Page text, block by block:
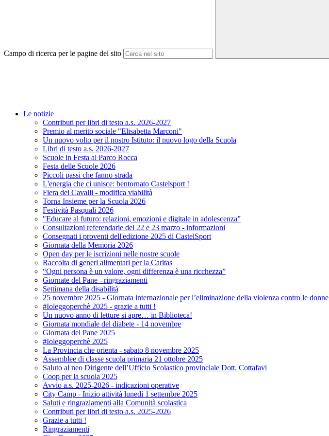
Campo di ricerca per le pagine del sito
Le notizie
Contributi per libri di testo a.s. 2026-2027
Premio al merito sociale "Elisabetta Marconi"
Un nuovo volto per il nostro Istituto: il nuovo logo della Scuola
Libri di testo a.s. 2026-2027
Scuole in Festa al Parco Rocca
Festa delle Scuole 2026
Piccoli passi che fanno strada
L'energia che ci unisce: bentornato Castelsport !
Fiera dei Cavalli - modifica viabilità
Torna Insieme per la Scuola 2026
Festività Pasquali 2026
"Educare al futuro: relazioni, emozioni e digitale in adolescenza”
Consultazioni referendarie del 22 e 23 marzo - informazioni
Consegnati i proventi dell'edizione 2025 di CastelSport
Giornata della Memoria 2026
Open day per le iscrizioni nelle nostre scuole
Raccolta di generi alimentari per la Caritas
“Ogni persona è un valore, ogni differenza è una ricchezza”
Giornate del Pane - ringraziamenti
Settimana della disabilità
25 novembre 2025 - Giornata internazionale per l’eliminazione della violenza contro le donne
#Ioleggoperchè 2025 - grazie a tutti !
Un nuovo anno di letture si apre… in Biblioteca!
Giornata mondiale del diabete - 14 novembre
Giornata del Pane 2025
#Ioleggoperchè 2025
La Provincia che orienta - sabato 8 novembre 2025
Assemblee di classe scuola primaria 21 ottobre 2025
Saluto al neo Dirigente dell’Ufficio Scolastico provinciale Dott. Cottafavi
Coop per la scuola 2025
Avvio a.s. 2025-2026 - indicazioni operative
City Camp - Inizio attività lunedì 1 settembre 2025
Saluti e ringraziamenti alla Comunità scolastica
Contributi per libri di testo a.s. 2025-2026
Grazie a tutti !
Ringraziamenti